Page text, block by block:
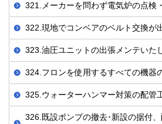
321.メーカーを問わず電気炉の点検
322.現地でコンベアのベルト交換が
323.油圧ユニットの出張メンテいた
324.フロンを使用するすべての機器
325.ウォーターハンマー対策の配管
326.既設ポンプの撤去･新設の据付